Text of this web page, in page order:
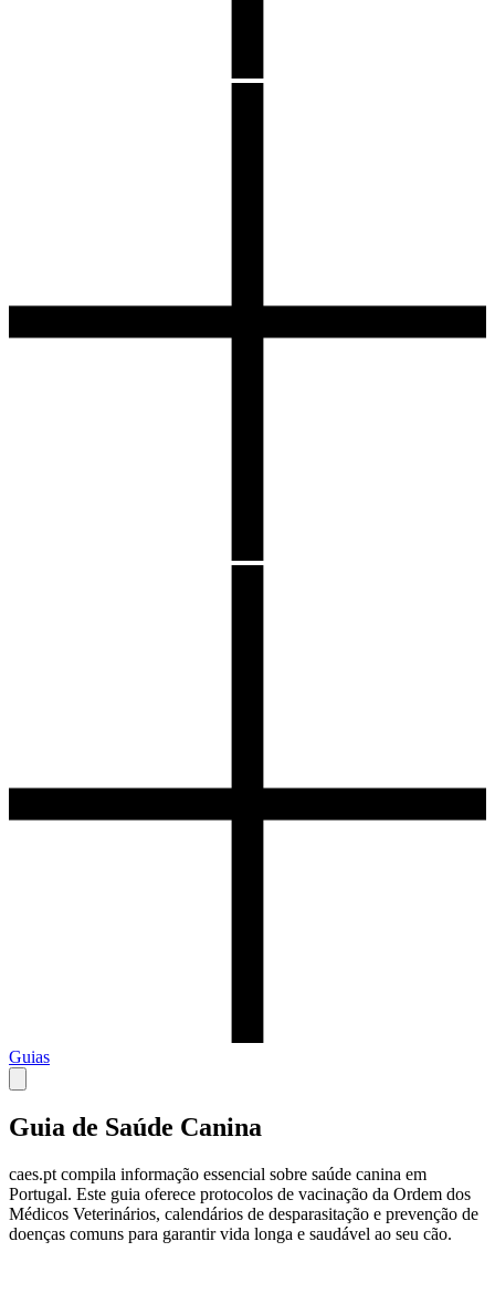
Guias
Guia de Saúde Canina
caes.pt compila informação essencial sobre saúde canina em
Portugal. Este guia oferece protocolos de vacinação da Ordem dos
Médicos Veterinários, calendários de desparasitação e prevenção de
doenças comuns para garantir vida longa e saudável ao seu cão.